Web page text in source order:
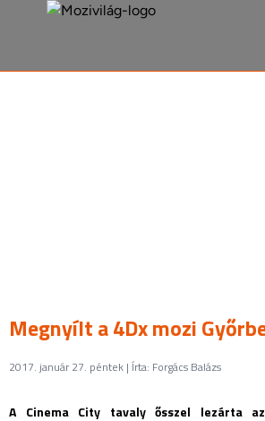
Megnyílt a 4Dx mozi
2017. január 27. péntek | Írta: Forgács Balázs
A Cinema City tavaly ősszel lezárta